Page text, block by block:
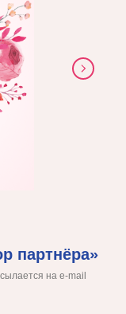
партнёра»
на e-mail